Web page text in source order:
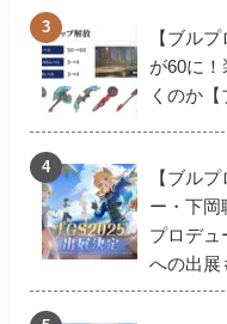
【ブル
が60に
くのか【
【ブル
ー・下岡
プロデュ
への出展